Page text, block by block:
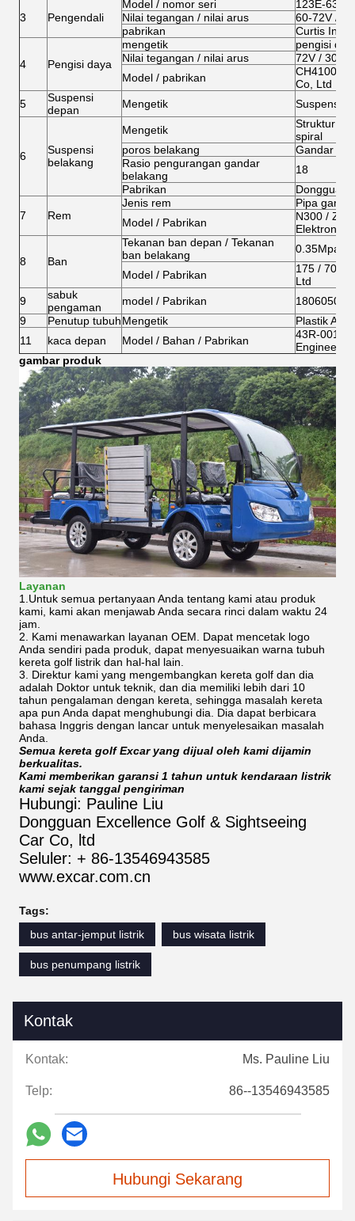
3 Pengendali
Model / nomor seri
123E-6322
Nilai tegangan / nilai arus
60-72V /
pabrikan
Curtis
4 Pengisi daya
mengetik
pengisi
Nilai tegangan / nilai arus
72V / 30A
Model / pabrikan
CH4100 /
Co, Ltd
5
Suspensi
depan
Mengetik Suspensi
6
Suspensi
belakang
Mengetik
Struktur
spiral
poros belakang
Gandar
Rasio pengurangan gandar
belakang
18
Pabrikan
Dongguan
7 Rem
Jenis rem
Pipa
Model / Pabrikan
N300 /
Elektronik
8 Ban
Tekanan ban depan / Tekanan
ban belakang
0.35Mpa /
Model / Pabrikan
175 /
Ltd
9
sabuk
pengaman
model / Pabrikan
18060501
9
Penutup tubuhMengetik
Plastik ABS
11
kaca depan Model / Bahan / Pabrikan
43R-
gambar produk
Layanan
1.Untuk semua pertanyaan Anda tentang kami atau produk
kami, kami akan menjawab Anda secara rinci dalam waktu 24
jam.
2. Kami menawarkan layanan OEM. Dapat mencetak logo
Anda sendiri pada produk, dapat menyesuaikan warna tubuh
kereta golf listrik dan hal-hal lain.
3. Direktur kami yang mengembangkan kereta golf dan dia
adalah Doktor untuk teknik, dan dia memiliki lebih dari 10
tahun pengalaman dengan kereta, sehingga masalah kereta
apa pun Anda dapat menghubungi dia. Dia dapat berbicara
bahasa Inggris dengan lancar untuk menyelesaikan masalah
Anda.
Semua kereta golf Excar yang dijual oleh kami dijamin
berkualitas.
Kami memberikan garansi 1 tahun untuk kendaraan listrik
kami sejak tanggal pengiriman
Hubungi: Pauline Liu
Dongguan Excellence Golf & Sightseeing
Car Co, ltd
Seluler: + 86-13546943585
www.excar.com.cn
Tags:
bus antar-jemput listrik
bus wisata listrik
bus penumpang listrik
Kontak
Kontak: Ms. Pauline Liu
Telp: 86--13546943585
Hubungi Sekarang